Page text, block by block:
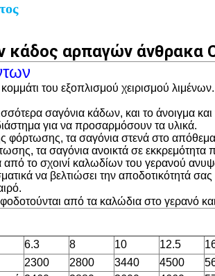
αρπαγών άνθρακα
του εξοπλισμού χειρισμού
σαγόνια κάδων, και το άνοιγμα
για να προσαρμόσουν τα υλικά.
φόρτωσης, τα σαγόνια στενά στο
τα σαγόνια ανοικτά σε
από το σχοινί καλωδίων του γερανού
να βελτιώσει την αποδοτικότητά
από τα καλώδια στο γερανό
6.3 8 10 12.5
2300 2800 3440 4500